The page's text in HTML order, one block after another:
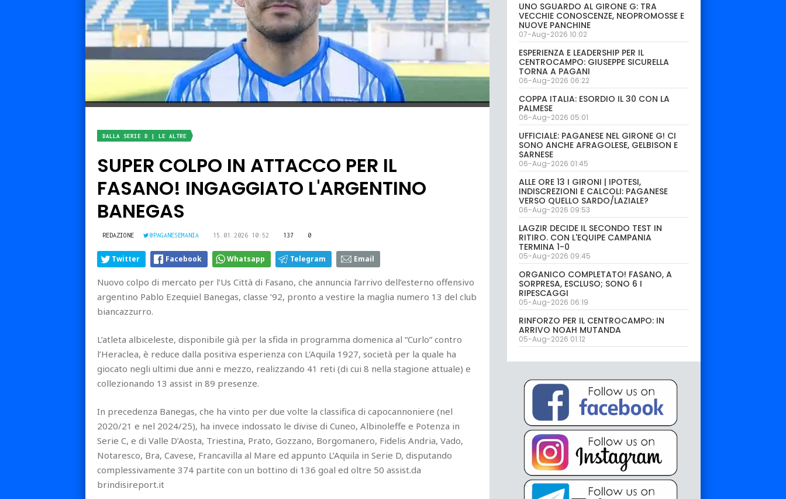
DALLA SERIE D | LE ALTRE
SUPER COLPO IN ATTACCO PER IL
FASANO! INGAGGIATO L'ARGENTINO
BANEGAS
REDAZIONE @PAGANESEMANIA 15.01.2026 10:52 137 0
Twitter Facebook Whatsapp Telegram Email
Nuovo colpo di mercato per l’Us Città di Fasano, che annuncia l’arrivo dell’esterno offensivo
argentino Pablo Ezequiel Banegas, classe ’92, pronto a vestire la maglia numero 13 del club
biancazzurro.
L’atleta albiceleste, disponibile già per la sfida in programma domenica al “Curlo” contro
l’Heraclea, è reduce dalla positiva esperienza con L’Aquila 1927, società per la quale ha
giocato negli ultimi due anni e mezzo, realizzando 41 reti (di cui 8 nella stagione attuale) e
collezionando 13 assist in 89 presenze.
In precedenza Banegas, che ha vinto per due volte la classifica di capocannoniere (nel
2020/21 e nel 2024/25), ha invece indossato le divise di Cuneo, Albinoleffe e Potenza in
Serie C, e di Valle D’Aosta, Triestina, Prato, Gozzano, Borgomanero, Fidelis Andria, Vado,
Notaresco, Bra, Cavese, Francavilla al Mare ed appunto L’Aquila in Serie D, disputando
complessivamente 374 partite con un bottino di 136 goal ed oltre 50 assist.da
brindisireport.it
UNO SGUARDO AL GIRONE G: TRA
VECCHIE CONOSCENZE, NEOPROMOSSE E
NUOVE PANCHINE
07-Aug-2026 10:02
ESPERIENZA E LEADERSHIP PER IL
CENTROCAMPO: GIUSEPPE SICURELLA
TORNA A PAGANI
06-Aug-2026 06:22
COPPA ITALIA: ESORDIO IL 30 CON LA
PALMESE
06-Aug-2026 05:01
UFFICIALE: PAGANESE NEL GIRONE G! CI
SONO ANCHE AFRAGOLESE, GELBISON E
SARNESE
06-Aug-2026 01:45
ALLE ORE 13 I GIRONI | IPOTESI,
INDISCREZIONI E CALCOLI: PAGANESE
VERSO QUELLO SARDO/LAZIALE?
06-Aug-2026 09:53
LAGZIR DECIDE IL SECONDO TEST IN
RITIRO. CON L'EQUIPE CAMPANIA
TERMINA 1-0
05-Aug-2026 09:45
ORGANICO COMPLETATO! FASANO, A
SORPRESA, ESCLUSO; SONO 6 I
RIPESCAGGI
05-Aug-2026 06:19
RINFORZO PER IL CENTROCAMPO: IN
ARRIVO NOAH MUTANDA
05-Aug-2026 01:12